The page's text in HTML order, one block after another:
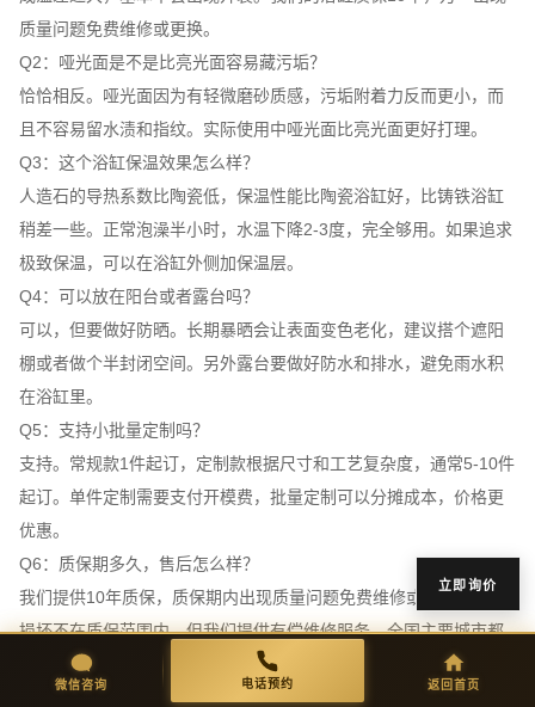
质量问题免费维修或更换。
Q2：哑光面是不是比亮光面容易藏污垢？
恰恰相反。哑光面因为有轻微磨砂质感，污垢附着力反而更小，而
且不容易留水渍和指纹。实际使用中哑光面比亮光面更好打理。
Q3：这个浴缸保温效果怎么样？
人造石的导热系数比陶瓷低，保温性能比陶瓷浴缸好，比铸铁浴缸
稍差一些。正常泡澡半小时，水温下降2-3度，完全够用。如果追求
极致保温，可以在浴缸外侧加保温层。
Q4：可以放在阳台或者露台吗？
可以，但要做好防晒。长期暴晒会让表面变色老化，建议搭个遮阳
棚或者做个半封闭空间。另外露台要做好防水和排水，避免雨水积
在浴缸里。
Q5：支持小批量定制吗？
支持。常规款1件起订，定制款根据尺寸和工艺复杂度，通常5-10件
起订。单件定制需要支付开模费，批量定制可以分摊成本，价格更
优惠。
Q6：质保期多久，售后怎么样？
我们提供10年质保，质保期内出现质量问题免费维修或更换。人为
损坏不在质保范围内，但我们提供有偿维修服务。全国主要城市都
有售后网点，48小时内响应。
Q7：运输过程会不会损坏？
微信咨询 电话预约 返回首页
立即询价
微信咨询 电话预约 返回首页